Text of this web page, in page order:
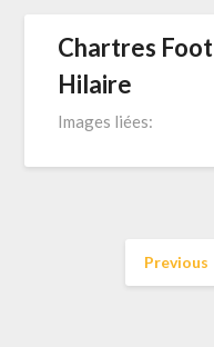
Chartres
Hilaire
Images liées:
Previous